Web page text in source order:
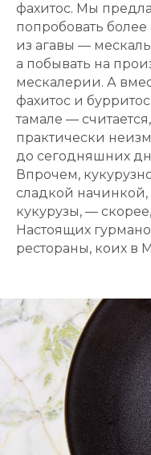
фахитос. Мы
попробовать
из агавы —
а побывать на
мескалерии. А
фахитос и
тамале —
практически
до сегодняшних
Впрочем,
сладкой начинкой,
кукурузы, —
Настоящих
рестораны, коих в